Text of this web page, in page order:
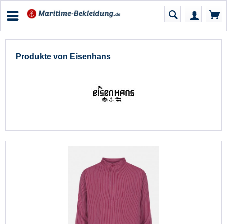
Produkte von Eisenhans